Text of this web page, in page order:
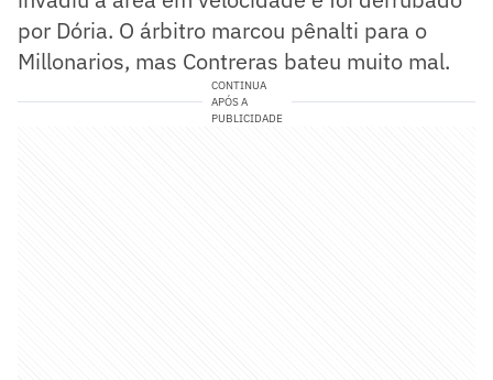
por Dória. O árbitro marcou pênalti para o
Millonarios, mas Contreras bateu muito mal.
CONTINUA
APÓS A
PUBLICIDADE